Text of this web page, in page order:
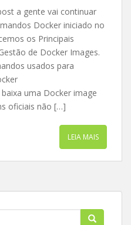
a gente vai continuar
Docker iniciado no
os Principais
de Docker Images.
usados para
baixa uma Docker image
oficiais não […]
LEIA MAIS